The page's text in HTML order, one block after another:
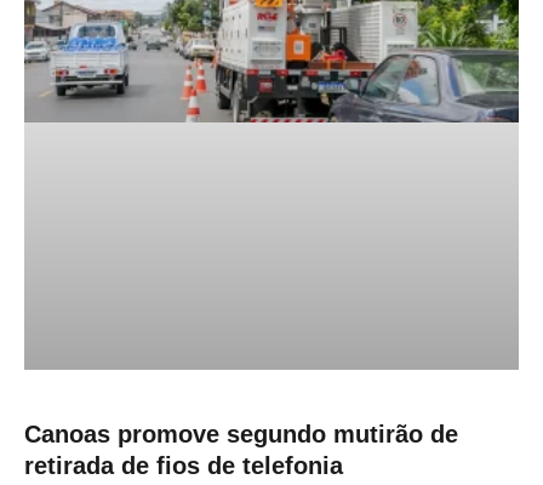
Canoas promove segundo mutirão de
retirada de fios de telefonia